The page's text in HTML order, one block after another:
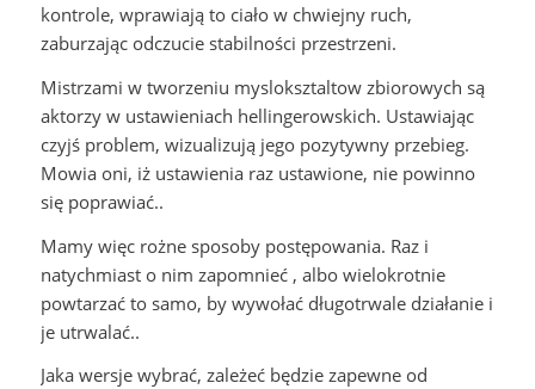
kontrole, wprawiają to ciało w chwiejny ruch,
zaburzając odczucie stabilności przestrzeni.
Mistrzami w tworzeniu mysloksztaltow zbiorowych są
aktorzy w ustawieniach hellingerowskich. Ustawiając
czyjś problem, wizualizują jego pozytywny przebieg.
Mowia oni, iż ustawienia raz ustawione, nie powinno
się poprawiać..
Mamy więc rożne sposoby postępowania. Raz i
natychmiast o nim zapomnieć , albo wielokrotnie
powtarzać to samo, by wywołać długotrwale działanie i
je utrwalać..
Jaka wersje wybrać, zależeć będzie zapewne od